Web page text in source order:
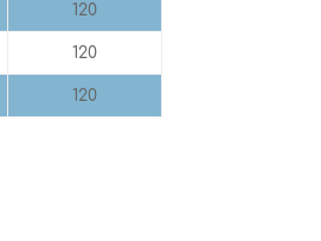
120
120
120